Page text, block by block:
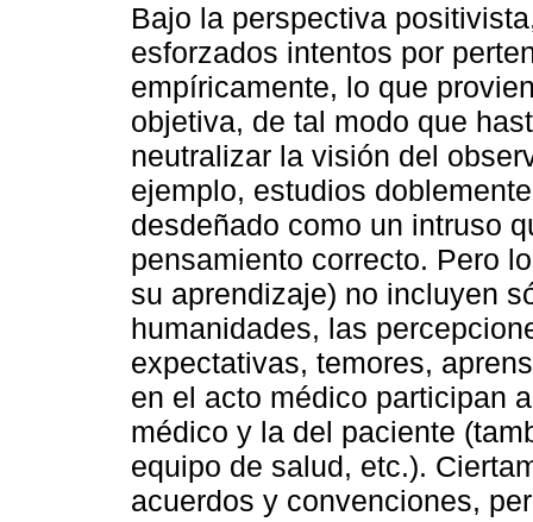
Bajo la perspectiva
esforzados intentos por
empíricamente, lo que
objetiva, de tal modo que
neutralizar la visión del
ejemplo, estudios
desdeñado como un intruso
pensamiento correcto. Pero
su aprendizaje) no incluyen
humanidades, las
expectativas, temores,
en el acto médico participan
médico y la del paciente
equipo de salud, etc.).
acuerdos y convenciones,